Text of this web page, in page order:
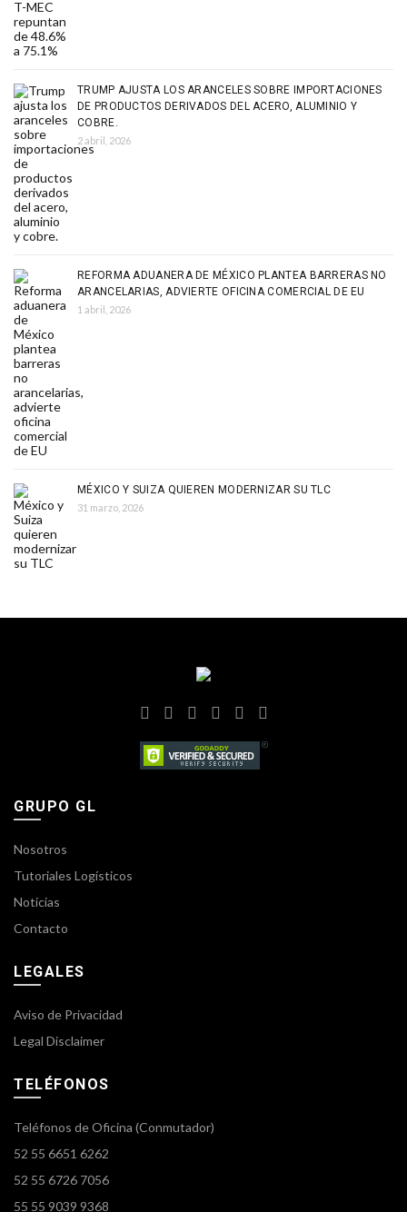
TRUMP AJUSTA LOS ARANCELES SOBRE IMPORTACIONES
DE PRODUCTOS DERIVADOS DEL ACERO, ALUMINIO Y
COBRE.
2 abril, 2026
REFORMA ADUANERA DE MÉXICO PLANTEA BARRERAS NO
ARANCELARIAS, ADVIERTE OFICINA COMERCIAL DE EU
1 abril, 2026
MÉXICO Y SUIZA QUIEREN MODERNIZAR SU TLC
31 marzo, 2026
GRUPO GL
Nosotros
Tutoriales Logísticos
Noticias
Contacto
LEGALES
Aviso de Privacidad
Legal Disclaimer
TELÉFONOS
Teléfonos de Oficina (Conmutador)
52 55 6651 6262
52 55 6726 7056
55 55 9039 9368